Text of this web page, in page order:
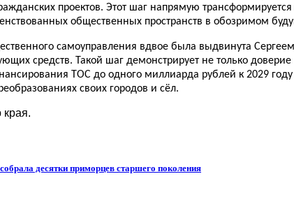
проектов. Этот шаг напрямую
общественных пространств в обозримом
самоуправления вдвое была выдвинута
средств. Такой шаг демонстрирует не только
ТОС до одного миллиарда рублей к 2029
своих городов и сёл.
края.
десятки приморцев старшего поколения